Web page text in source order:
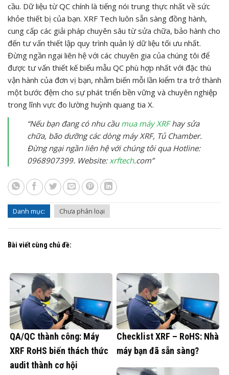
cầu. Dữ liệu từ QC chính là tiếng nói trung thực nhất về sức
khỏe thiết bị của bạn. XRF Tech luôn sẵn sàng đồng hành,
cung cấp các giải pháp chuyên sâu từ sửa chữa, bảo hành cho
đến tư vấn thiết lập quy trình quản lý dữ liệu tối ưu nhất.
Đừng ngần ngại liên hệ với các chuyên gia của chúng tôi để
được tư vấn thiết kế biểu mẫu QC phù hợp nhất với đặc thù
vận hành của đơn vị bạn, nhằm biến mỗi lần kiểm tra trở thành
một bước đệm cho sự phát triển bền vững và chuyên nghiệp
trong lĩnh vực đo lường huỳnh quang tia X.
“Nếu bạn đang có nhu cầu mua máy XRFhay sửa
chữa, bão dưỡng các dòng máy XRF, Tủ Chamber.
Đừng ngại ngần liên hệ với chúng tôi qua Hotline:
0968907399. Website: xrftech.com”
Danh mục: Chưa phân loại
Bài viết cùng chủ đề:
QA/QC thành công: Máy
XRF RoHS biến thách thức
audit thành cơ hội
Checklist XRF – RoHS: Nhà
máy bạn đã sẵn sàng?